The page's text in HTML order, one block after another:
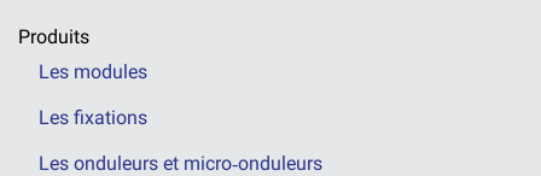
Produits
Les modules
Les fixations
Les onduleurs et micro‑onduleurs